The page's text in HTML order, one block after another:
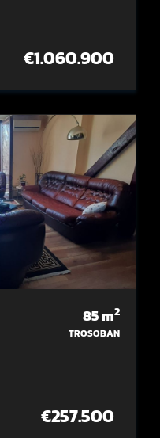
€1.060.900
85m2
TROSOBAN
€257.500